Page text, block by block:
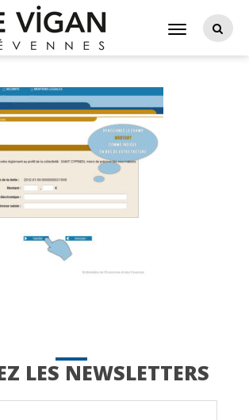
LES NEWSLETTERS